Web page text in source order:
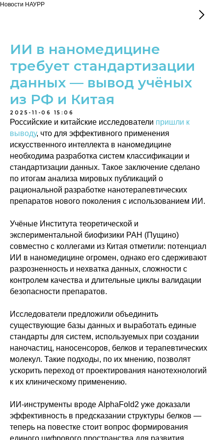
Новости НАУРР
ИИ в наномедицине
требует стандартизации
данных — вывод учёных
из РФ и Китая
2025-11-06 15:06
Российские и китайские исследователи пришли к
выводу, что для эффективного применения
искусственного интеллекта в наномедицине
необходима разработка систем классификации и
стандартизации данных. Такое заключение сделано
по итогам анализа мировых публикаций о
рациональной разработке нанотерапевтических
препаратов нового поколения с использованием ИИ.
Учёные Института теоретической и
экспериментальной биофизики РАН (Пущино)
совместно с коллегами из Китая отметили: потенциал
ИИ в наномедицине огромен, однако его сдерживают
разрозненность и нехватка данных, сложности с
контролем качества и длительные циклы валидации
безопасности препаратов.
Исследователи предложили объединить
существующие базы данных и выработать единые
стандарты для систем, используемых при создании
наночастиц, наносенсоров, белков и терапевтических
молекул. Такие подходы, по их мнению, позволят
ускорить переход от проектирования нанотехнологий
к их клиническому применению.
ИИ-инструменты вроде AlphaFold2 уже доказали
эффективность в предсказании структуры белков —
теперь на повестке стоит вопрос формирования
единого цифрового пространства для развития
© 2015-2026 НАУРР. Все права защищены. При использовании материалов
ссылка на ROBOTUNION.RU — обязательна
При использовании материалов ссылка на ROBOTUNION.RU — обязательна